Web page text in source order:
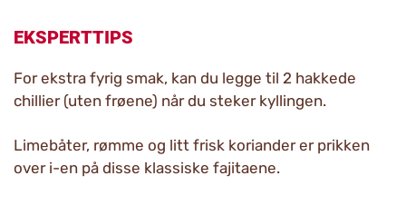
EKSPERTTIPS
For ekstra fyrig smak, kan du legge til 2 hakkede
chillier (uten frøene) når du steker kyllingen.
Limebåter, rømme og litt frisk koriander er prikken
over i-en på disse klassiske fajitaene.